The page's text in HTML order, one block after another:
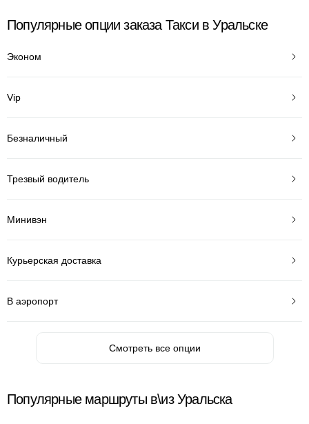
Популярные опции заказа Такси в Уральске
Эконом
Vip
Безналичный
Трезвый водитель
Минивэн
Курьерская доставка
В аэропорт
Смотреть все опции
Популярные маршруты в\из Уральска